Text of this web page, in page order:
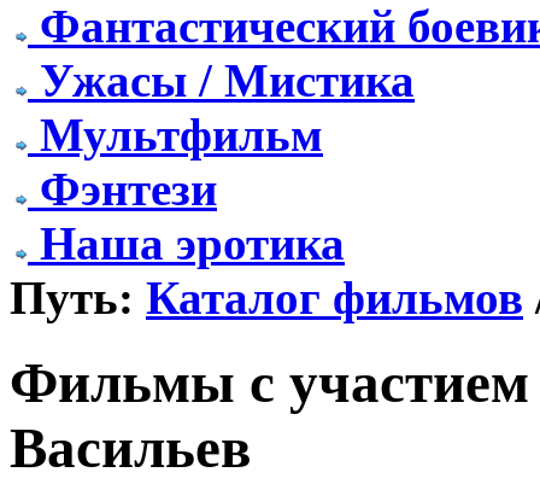
Фантастический
Ужасы / Мистика
Мультфильм
Фэнтези
Наша эротика
Путь: Каталог фильмов
Фильмы с участием
Васильев